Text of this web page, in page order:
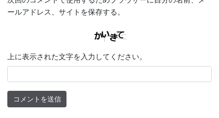
ールアドレス、サイトを保存する。
上に表示された文字を入力してください。